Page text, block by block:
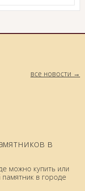
все новости
в
можно купить или
памятник в городе